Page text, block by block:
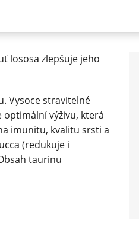
lososa zlepšuje jeho
Vysoce stravitelné
výživu, která
imunitu, kvalitu srsti a
(redukuje i
taurinu